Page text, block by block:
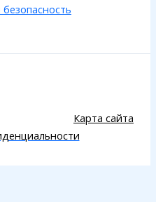
Карта сайта